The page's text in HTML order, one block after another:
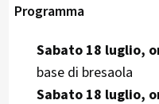
Programma
Sabato 18 luglio,
base di bresaola
Sabato 18 luglio,